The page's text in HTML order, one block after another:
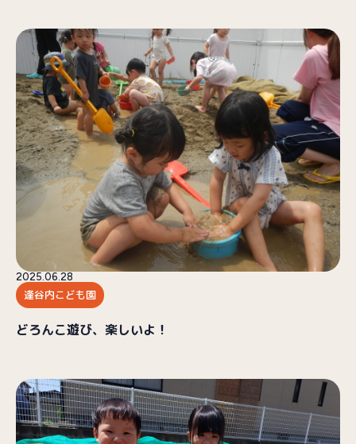
2025.06.28
逢谷内こども園
どろんこ遊び、楽しいよ！